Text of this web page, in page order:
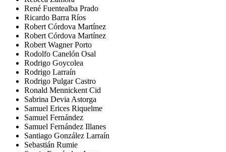
René Fuentealba Prado
Ricardo Barra Ríos
Robert Córdova Martínez
Robert Córdova Martínez
Robert Wagner Porto
Rodolfo Canelón Osal
Rodrigo Goycolea
Rodrigo Larraín
Rodrigo Pulgar Castro
Ronald Mennickent Cid
Sabrina Devia Astorga
Samuel Erices Riquelme
Samuel Fernández
Samuel Fernández Illanes
Santiago González Larraín
Sebastián Rumie